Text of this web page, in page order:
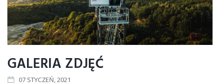
GALERIA ZDJĘĆ
07STYCZEŃ , 2021